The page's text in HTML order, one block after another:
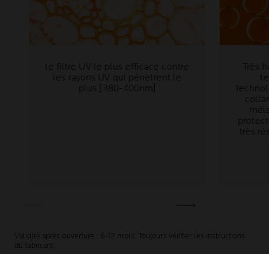
le filtre UV le plus efficace contre
les rayons UV qui pénètrent le
plus [380-400nm]
Très
très
Validité après ouverture : 6-12 mois. Toujours vérifier les instructions
du fabricant.